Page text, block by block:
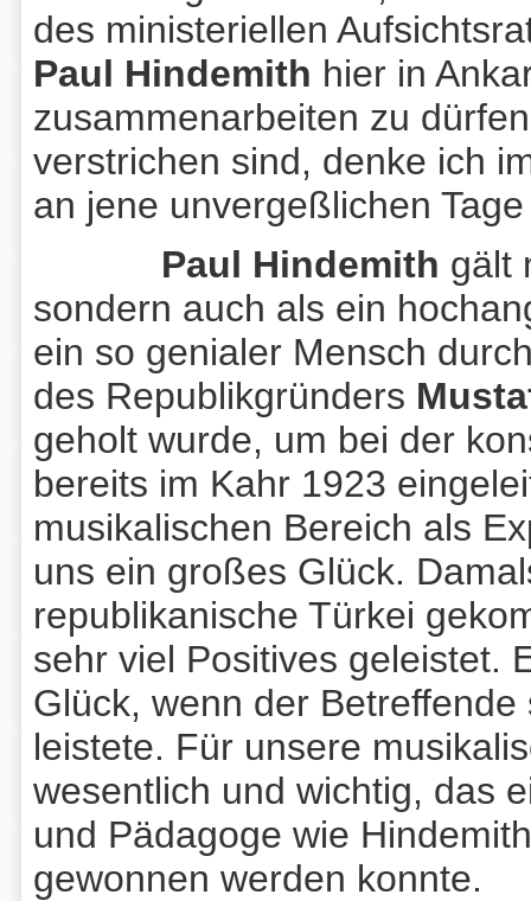
des ministeriellen
Paul Hindemith hier in
zusammenarbeiten zu
verstrichen sind, denke ich
an jene unvergeßlichen
Paul Hindemith gält
sondern auch als ein
ein so genialer Mensch
des Republikgründers
geholt wurde, um bei der
bereits im Kahr 1923
musikalischen Bereich als
uns ein großes Glück.
republikanische Türkei
sehr viel Positives geleistet.
Glück, wenn der
leistete. Für unsere
wesentlich und wichtig, das
und Pädagoge wie
gewonnen werden konnte.